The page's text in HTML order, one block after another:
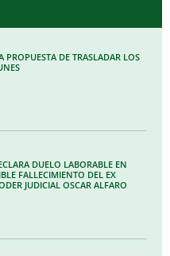
PROPUESTA DE TRASLADAR LOS
DUELO LABORABLE EN
FALLECIMIENTO DEL EX
JUDICIAL OSCAR ALFARO